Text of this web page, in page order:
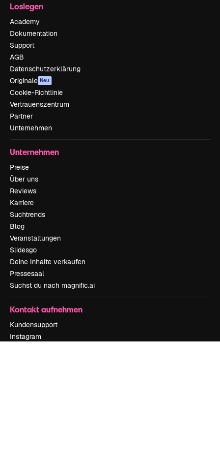
Loslegen
Academy
Dokumentation
Support
AGB
Datenschutzerklärung
Originale Neu
Cookie-Richtlinie
Vertrauenszentrum
Partner
Unternehmen
Unternehmen
Preise
Über uns
Reviews
Karriere
Suchtrends
Blog
Veranstaltungen
Slidesgo
Deine Inhalte verkaufen
Pressesaal
Suchst du nach magnific.ai
Kontakt aufnehmen
Kundensupport
Instagram